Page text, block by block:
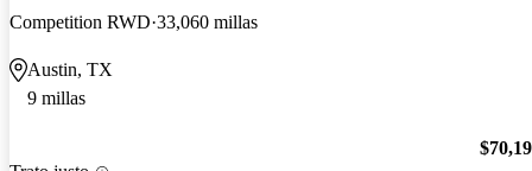
Competition RWD 33,060 millas
Austin, TX
9 millas